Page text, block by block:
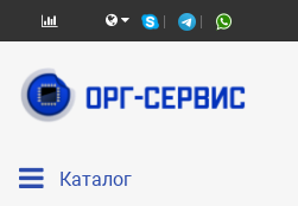
Каталог